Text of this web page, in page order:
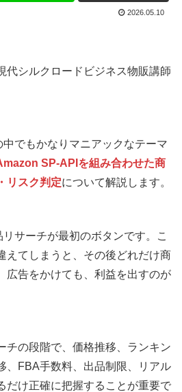
2026.05.10
代シルクロードビジネス物販講師
でもかなりマニアックなテーマ
SP-APIを組み合わせた商
リスク判定について解説します。
サーチが最初のボタンです。こ
えてしまうと、その後どれだけ商
広告をかけても、利益を出すのが
チの段階で、価格推移、ランキン
、FBA手数料、出品制限、リアル
だけ正確に把握することが重要で